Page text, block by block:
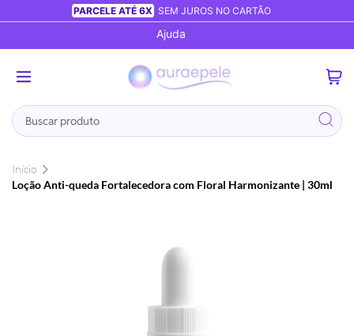
PARCELE ATÉ 6X SEM JUROS NO CARTÃO
Ajuda
Busca
Início
Loção Anti-queda Fortalecedora com Floral Harmonizante | 30ml